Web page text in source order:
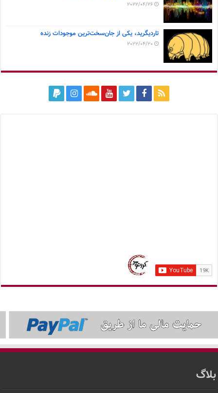
2022/04/26
تاردیگرید، یکی از جان‌سخت‌ترین موجودات زنده
2022/04/20
بلاگ